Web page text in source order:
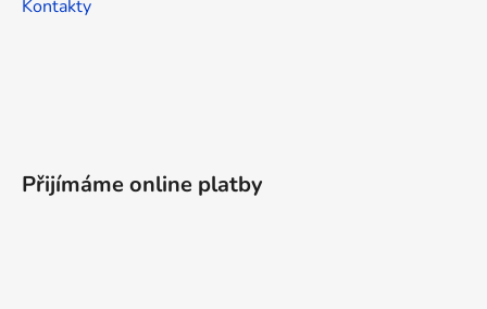
Kontakty
Přijímáme online platby